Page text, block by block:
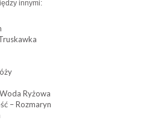
innymi:
Ryżowa
– Rozmaryn